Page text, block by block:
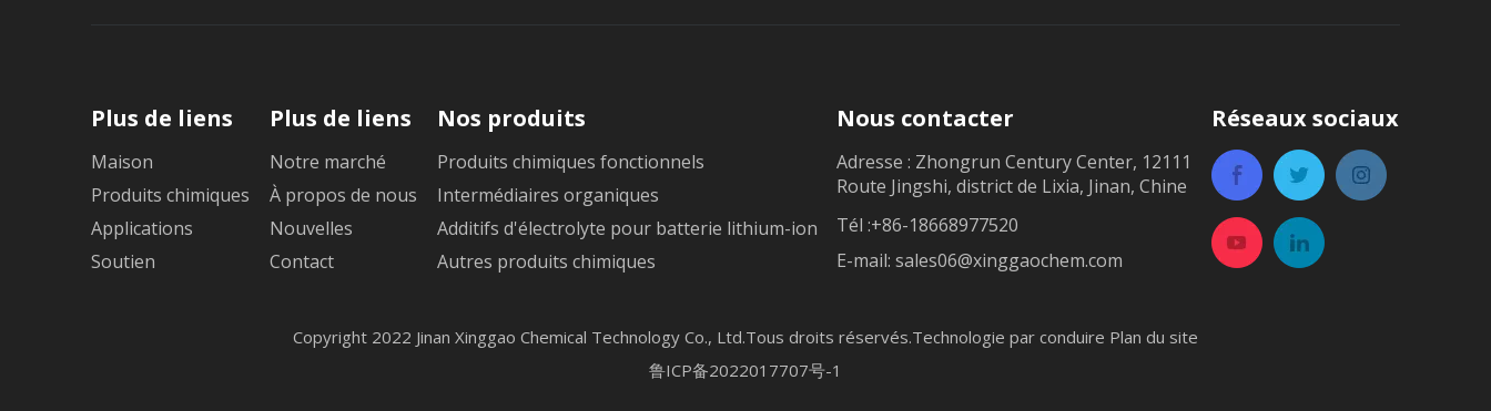
Plus de liens
Maison
Produits chimiques
Applications
Soutien
Plus de liens
Notre marché
À propos de nous
Nouvelles
Contact
Nos produits
Produits chimiques fonctionnels
Intermédiaires organiques
Additifs d'électrolyte pour batterie lithium-ion
Autres produits chimiques
Nous contacter
Adresse : Zhongrun Century Center, 12111
Route Jingshi, district de Lixia, Jinan, Chine
Tél :+86-18668977520
E-mail:sales06@xinggaochem.com
Réseaux sociaux
Copyright 2022 Jinan Xinggao Chemical Technology Co., Ltd.Tous droits réservés.Technologie par conduire Plan du site
鲁ICP备2022017707号-1